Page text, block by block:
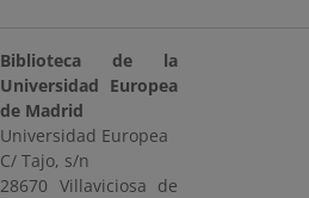
Biblioteca de la
Universidad Europea
de Madrid
Universidad Europea
C/ Tajo, s/n
28670 Villaviciosa de